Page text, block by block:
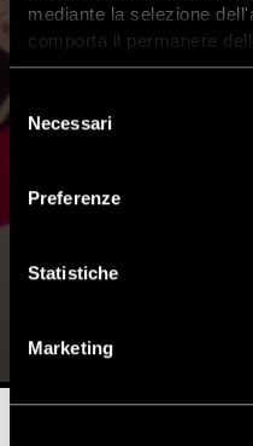
mediante la selezione
comporta il permanere
dunque la continuazione
dei cookie attivi sul sito
Selezione
delNecessari
Preferenze
Statistiche
Marketing
Violenza
Giappone
12 Dicembre 2023